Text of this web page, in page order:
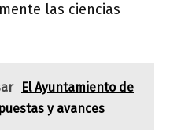
las ciencias
El Ayuntamiento de
y avances